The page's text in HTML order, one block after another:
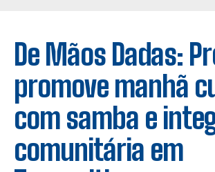
De Mãos Dadas:
promove manhã
com samba e
comunitária em